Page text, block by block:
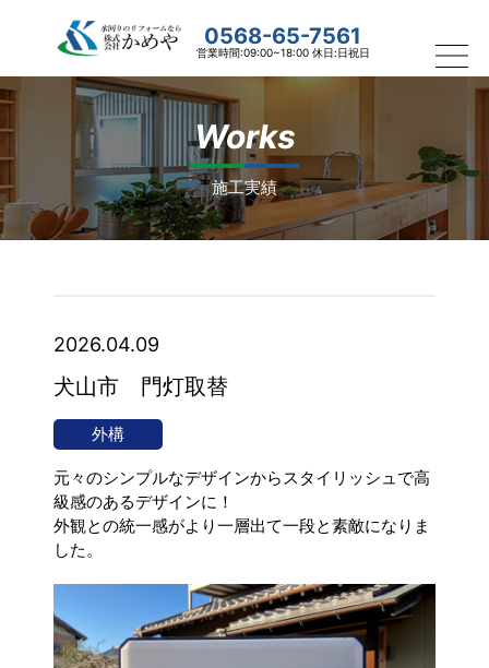
0568-65-7561
営業時間:09:00~18:00 休日:日祝日
Works
施工実績
2026.04.09
犬山市 門灯取替
外構
元々のシンプルなデザインからスタイリッシュで高
級感のあるデザインに！
外観との統一感がより一層出て一段と素敵になりま
した。